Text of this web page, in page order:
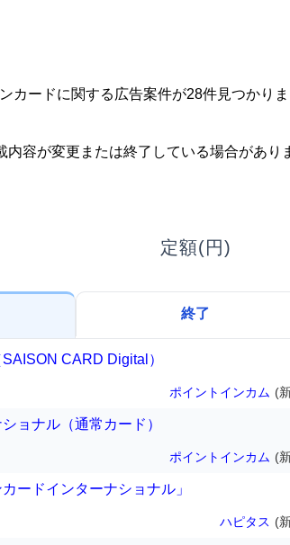
カードに関する広告案件が28件見つかり
容が変更または終了している場合があり
定額(円)
終了
CARD Digital）
ポイントインカム (
ョナル（通常カード）
ポイントインカム (
ードインターナショナル」
ハピタス (